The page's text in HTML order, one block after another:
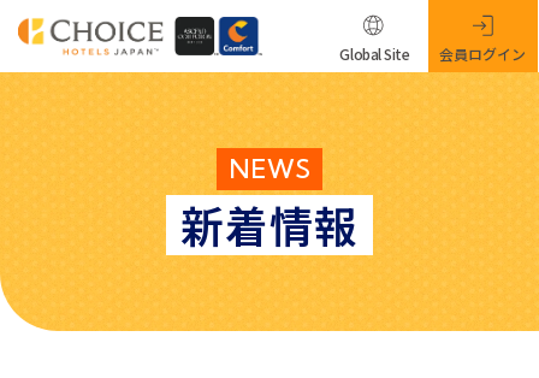
NEWS
新着情報
Global Site 会員ログイン